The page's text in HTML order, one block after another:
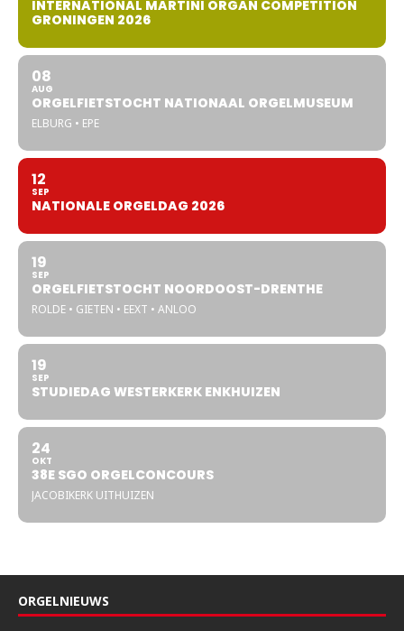
INTERNATIONAL MARTINI ORGAN COMPETITION
GRONINGEN 2026
08
AUG
ORGELFIETSTOCHT NATIONAAL ORGELMUSEUM
ELBURG • EPE
12
SEP
NATIONALE ORGELDAG 2026
19
SEP
ORGELFIETSTOCHT NOORDOOST-DRENTHE
ROLDE • GIETEN • EEXT • ANLOO
19
SEP
STUDIEDAG WESTERKERK ENKHUIZEN
24
OKT
38E SGO ORGELCONCOURS
JACOBIKERK UITHUIZEN
ORGELNIEUWS